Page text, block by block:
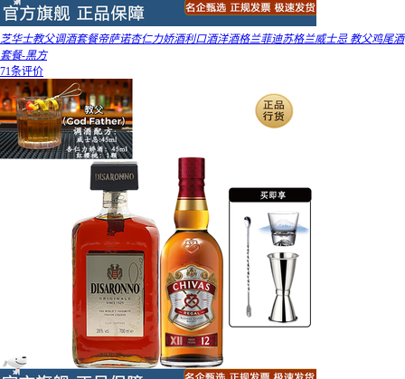
芝华士教父调酒套餐帝萨诺杏仁力娇酒利口酒洋酒格兰菲迪苏格兰威士忌 教父鸡尾酒
套餐-黑方
71条评价